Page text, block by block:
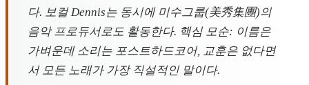
다. 보컬 Dennis는 동시에 미수그룹(美秀集團)의
음악 프로듀서로도 활동한다. 핵심 모순: 이름은
가벼운데 소리는 포스트하드코어, 교훈은 없다면
서 모든 노래가 가장 직설적인 말이다.